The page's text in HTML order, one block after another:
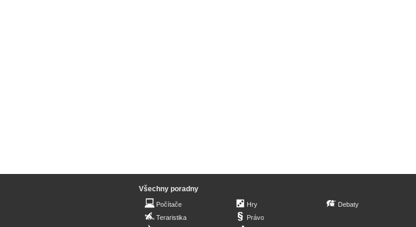
Všechny poradny
Počítače
Teraristika
Hry
Právo
Debaty